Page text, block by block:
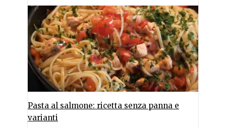
Pasta al salmone: ricetta senza panna e
varianti